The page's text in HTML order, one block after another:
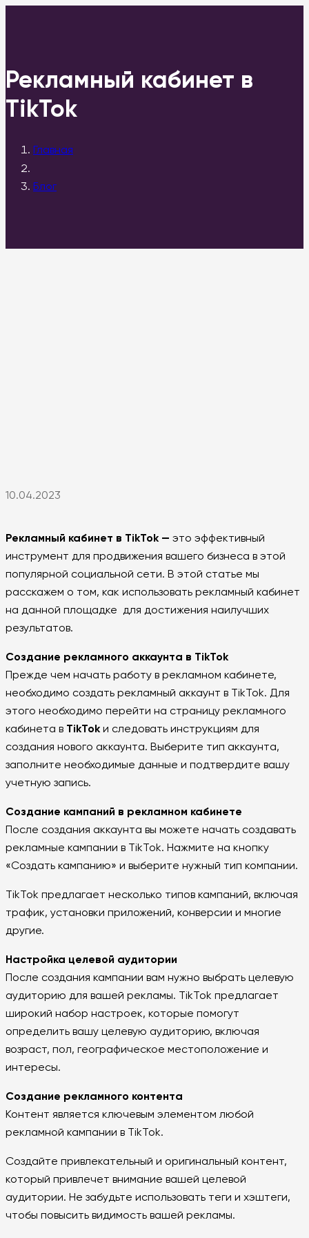
Рекламный кабинет в
ТikTok
Главная
Блог
10.04.2023
Рекламный кабинет в ТikTok — это эффективный
инструмент для продвижения вашего бизнеса в этой
популярной социальной сети. В этой статье мы
расскажем о том, как использовать рекламный кабинет
на данной площадке для достижения наилучших
результатов.
Создание рекламного аккаунта в ТikTok
Прежде чем начать работу в рекламном кабинете,
необходимо создать рекламный аккаунт в ТikTok. Для
этого необходимо перейти на страницу рекламного
кабинета в ТikTok и следовать инструкциям для
создания нового аккаунта. Выберите тип аккаунта,
заполните необходимые данные и подтвердите вашу
учетную запись.
Создание кампаний в рекламном кабинете
После создания аккаунта вы можете начать создавать
рекламные кампании в ТikTok. Нажмите на кнопку
«Создать кампанию» и выберите нужный тип компании.
ТikTok предлагает несколько типов кампаний, включая
трафик, установки приложений, конверсии и многие
другие.
Настройка целевой аудитории
После создания кампании вам нужно выбрать целевую
аудиторию для вашей рекламы. ТikTok предлагает
широкий набор настроек, которые помогут
определить вашу целевую аудиторию, включая
возраст, пол, географическое местоположение и
интересы.
Создание рекламного контента
Контент является ключевым элементом любой
рекламной кампании в ТikTok.
Создайте привлекательный и оригинальный контент,
который привлечет внимание вашей целевой
аудитории. Не забудьте использовать теги и хэштеги,
чтобы повысить видимость вашей рекламы.